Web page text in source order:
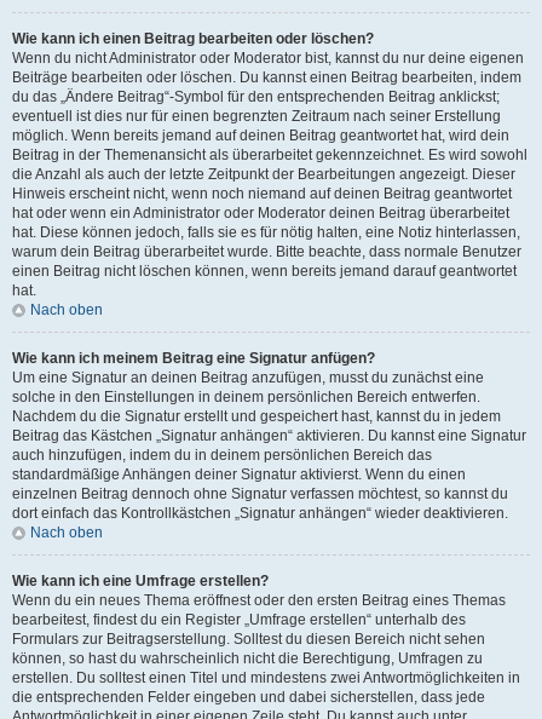
Wie kann ich einen Beitrag bearbeiten oder löschen?
Wenn du nicht Administrator oder Moderator bist, kannst du nur deine eigenen
Beiträge bearbeiten oder löschen. Du kannst einen Beitrag bearbeiten, indem
du das „Ändere Beitrag“-Symbol für den entsprechenden Beitrag anklickst;
eventuell ist dies nur für einen begrenzten Zeitraum nach seiner Erstellung
möglich. Wenn bereits jemand auf deinen Beitrag geantwortet hat, wird dein
Beitrag in der Themenansicht als überarbeitet gekennzeichnet. Es wird sowohl
die Anzahl als auch der letzte Zeitpunkt der Bearbeitungen angezeigt. Dieser
Hinweis erscheint nicht, wenn noch niemand auf deinen Beitrag geantwortet
hat oder wenn ein Administrator oder Moderator deinen Beitrag überarbeitet
hat. Diese können jedoch, falls sie es für nötig halten, eine Notiz hinterlassen,
warum dein Beitrag überarbeitet wurde. Bitte beachte, dass normale Benutzer
einen Beitrag nicht löschen können, wenn bereits jemand darauf geantwortet
hat.
Nach oben
Wie kann ich meinem Beitrag eine Signatur anfügen?
Um eine Signatur an deinen Beitrag anzufügen, musst du zunächst eine
solche in den Einstellungen in deinem persönlichen Bereich entwerfen.
Nachdem du die Signatur erstellt und gespeichert hast, kannst du in jedem
Beitrag das Kästchen „Signatur anhängen“ aktivieren. Du kannst eine Signatur
auch hinzufügen, indem du in deinem persönlichen Bereich das
standardmäßige Anhängen deiner Signatur aktivierst. Wenn du einen
einzelnen Beitrag dennoch ohne Signatur verfassen möchtest, so kannst du
dort einfach das Kontrollkästchen „Signatur anhängen“ wieder deaktivieren.
Nach oben
Wie kann ich eine Umfrage erstellen?
Wenn du ein neues Thema eröffnest oder den ersten Beitrag eines Themas
bearbeitest, findest du ein Register „Umfrage erstellen“ unterhalb des
Formulars zur Beitragserstellung. Solltest du diesen Bereich nicht sehen
können, so hast du wahrscheinlich nicht die Berechtigung, Umfragen zu
erstellen. Du solltest einen Titel und mindestens zwei Antwortmöglichkeiten in
die entsprechenden Felder eingeben und dabei sicherstellen, dass jede